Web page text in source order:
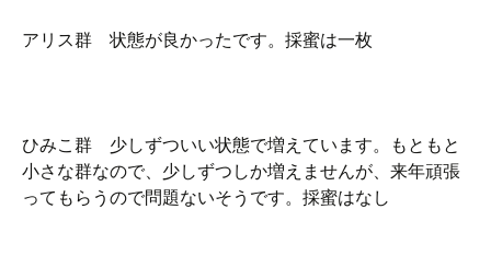
アリス群 状態が良かったです。採蜜は一枚
ひみこ群 少しずついい状態で増えています。もともと
小さな群なので、少しずつしか増えませんが、来年頑張
ってもらうので問題ないそうです。採蜜はなし